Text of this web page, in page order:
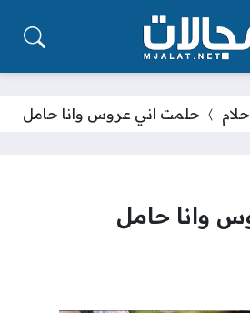
حلمت اني عروس وانا حامل
وانا حامل